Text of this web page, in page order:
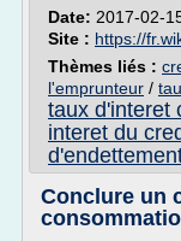
Date: 2017-02-
Site : https://
Thèmes liés :
l'emprunteur /
taux d'interet
interet du
Conclure un